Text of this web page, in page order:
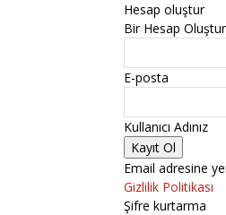
Hesap oluştur
Bir Hesap
E-posta
Kullanıcı Adınız
Email adresine
Gizlilik Politikası
Şifre kurtarma